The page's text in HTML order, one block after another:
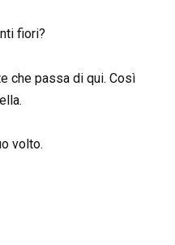
fiori?
che passa di qui. Così
volto.